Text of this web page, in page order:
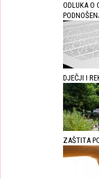
ODLUKA O
DJEČJI I
ZAŠTITA